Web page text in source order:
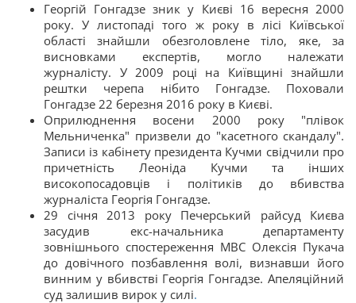
Георгій Гонгадзе зник у Києві 16 вересня 2000
року. У листопаді того ж року в лісі Київської
області знайшли обезголовлене тіло, яке, за
висновками експертів, могло належати
журналісту. У 2009 році на Київщині знайшли
рештки черепа нібито Гонгадзе. Поховали
Гонгадзе 22 березня 2016 року в Києві.
Оприлюднення восени 2000 року "плівок
Мельниченка" призвели до "касетного скандалу".
Записи із кабінету президента Кучми свідчили про
причетність Леоніда Кучми та інших
високопосадовців і політиків до вбивства
журналіста Георгія Гонгадзе.
29 січня 2013 року Печерський райсуд Києва
засудив екс-начальника департаменту
зовнішнього спостереження МВС Олексія Пукача
до довічного позбавлення волі, визнавши його
винним у вбивстві Георгія Гонгадзе. Апеляційний
суд залишив вирок у силі.